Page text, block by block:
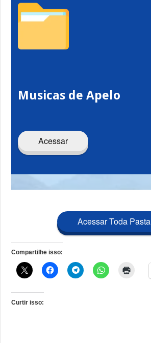
Musicas de Apelo
Acessar
Acessar Toda Pasta
Compartilhe isso:
Curtir isso: